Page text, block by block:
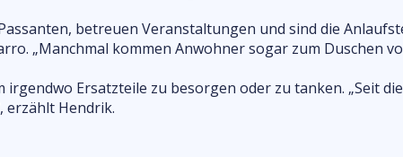
betreuen Veranstaltungen und sind die
„Manchmal kommen Anwohner sogar zum Duschen
Ersatzteile zu besorgen oder zu tanken. „Seit die
erzählt Hendrik.